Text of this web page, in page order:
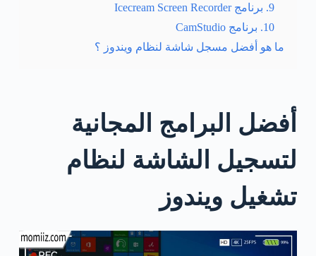
9. برنامج Icecream Screen Recorder
10. برنامج CamStudio
ما هو أفضل مسجل شاشة لنظام ويندوز ؟
أفضل البرامج المجانية
لتسجيل الشاشة لنظام
تشغيل ويندوز